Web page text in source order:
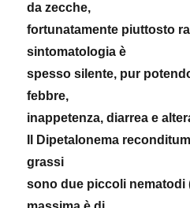
da zecche,
fortunatamente piuttosto
sintomatologia è
spesso silente, pur
febbre,
inappetenza, diarrea e
Il Dipetalonema
grassi
sono due piccoli nematodi